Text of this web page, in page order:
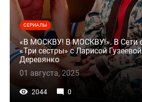
СЕРИАЛЫ
«В МОСКВУ! В МОСКВУ!». В Сети
«Три сестры» с Ларисой
Деревянко
01 августа, 2025
2044 0